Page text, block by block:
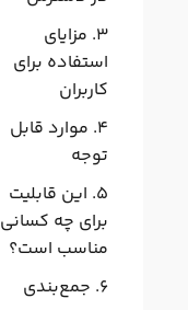
مزایای
استفاده برای
کاربران
موارد قابل
توجه
این قابلیت
برای چه کسانی
مناسب است؟
جمع‌بندی